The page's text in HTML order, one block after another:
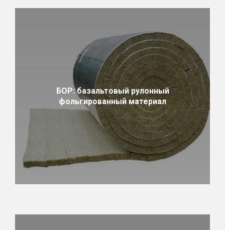
БОР: базальтовый рулонный
фольгированный материал